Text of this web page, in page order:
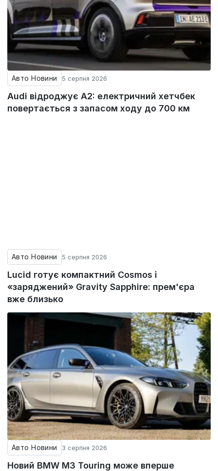
Авто Новини 5 серпня 2026
Audi відроджує A2: електричний хетчбек
повертається з запасом ходу до 700 км
Авто Новини 5 серпня 2026
Lucid готує компактний Cosmos і
«заряджений» Gravity Sapphire: прем'єра
вже близько
Авто Новини 3 серпня 2026
Новий BMW M3 Touring може вперше